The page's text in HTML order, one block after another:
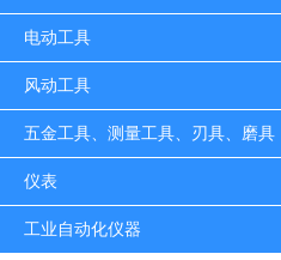
电动工具
风动工具
五金工具、测量工具、刃具、磨具
仪表
工业自动化仪器